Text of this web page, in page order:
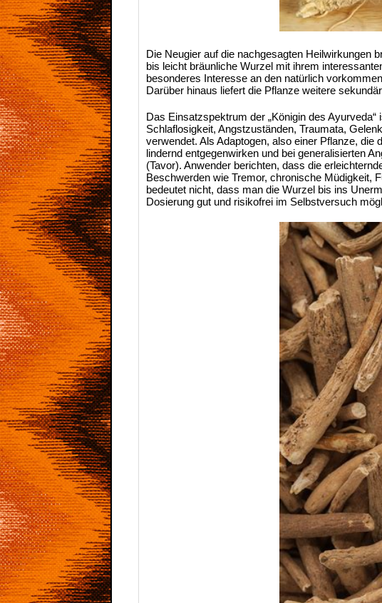
Die Neugier auf die nachgesagten Heilwirkungen
bis leicht bräunliche Wurzel mit ihrem
besonderes Interesse an den natürlich
Darüber hinaus liefert die Pflanze weitere
Das Einsatzspektrum der „Königin des
Schlaflosigkeit, Angstzuständen, Traumata,
verwendet. Als Adaptogen, also einer Pflanze,
lindernd entgegenwirken und bei generalisierten
(Tavor). Anwender berichten, dass die
Beschwerden wie Tremor, chronische Müdigkeit,
bedeutet nicht, dass man die Wurzel bis ins
Dosierung gut und risikofrei im Selbstversuch